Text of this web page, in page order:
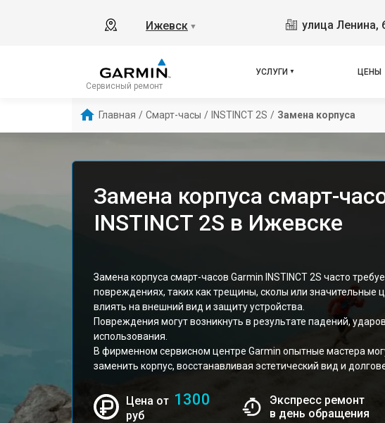
Ижевск ▼ улица Ленина,
Сервисный ремонт
УСЛУГИ ЦЕНЫ
Главная / Смарт-часы / INSTINCT 2S / Замена корпуса
Замена корпуса смарт-
INSTINCT 2S в Ижевске
Замена корпуса смарт-часов Garmin INSTINCT 2S часто
повреждениях, таких как трещины, сколы или значительные
влиять на внешний вид и защиту устройства.
Повреждения могут возникнуть в результате падений,
использования.
В фирменном сервисном центре Garmin опытные мастера
заменить корпус, восстанавливая эстетический вид и
Цена от 1300
руб
Экспресс ремонт
в день обращения